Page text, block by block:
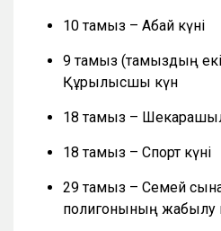
10 тамыз – Абай күні
9 тамыз (тамыздың
Құрылысшы күн
18 тамыз –
18 тамыз – Спорт күні
29 тамыз – Семей
полигонының жабылу